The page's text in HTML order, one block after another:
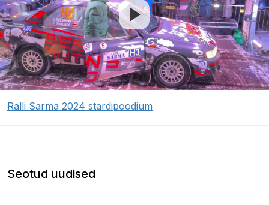
Ralli Sarma 2024 stardipoodium
Seotud uudised